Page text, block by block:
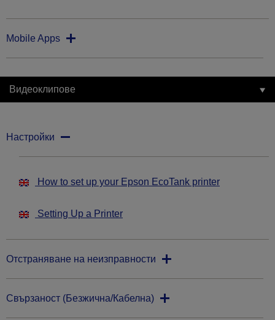
Mobile Apps
Видеоклипове
Настройки
How to set up your Epson EcoTank printer
Setting Up a Printer
Отстраняване на неизправности
Свързаност (Безжична/Кабелна)